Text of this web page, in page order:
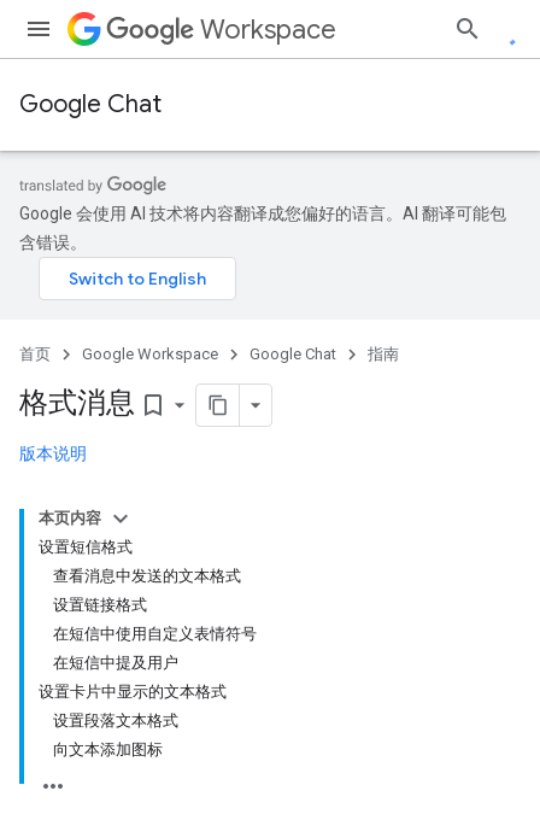
Workspace
Google Chat
Google 会使用 AI 技术将内容翻译成您偏好的语言。AI 翻译可能包
含错误。
首页 Google Workspace Google Chat 指南
格式消息 bookmark_border
版本说明
本页内容
设置短信格式
查看消息中发送的文本格式
设置链接格式
在短信中使用自定义表情符号
在短信中提及用户
设置卡片中显示的文本格式
设置段落文本格式
向文本添加图标